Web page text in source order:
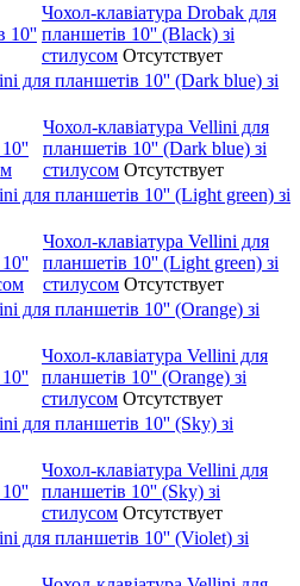
Чохол-клавіатура Drobak для
планшетів 10'' (Black) зі
стилусом Отсутствует
для планшетів 10'' (Dark blue) зі
Чохол-клавіатура Vellini для
планшетів 10'' (Dark blue) зі
стилусом Отсутствует
для планшетів 10'' (Light green) зі
Чохол-клавіатура Vellini для
планшетів 10'' (Light green) зі
стилусом Отсутствует
для планшетів 10'' (Orange) зі
Чохол-клавіатура Vellini для
планшетів 10'' (Orange) зі
стилусом Отсутствует
для планшетів 10'' (Sky) зі
Чохол-клавіатура Vellini для
планшетів 10'' (Sky) зі
стилусом Отсутствует
для планшетів 10'' (Violet) зі